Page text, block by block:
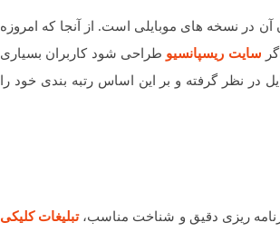
آن در نسخه های موبایلی است. از آنجا که امروزه
سایت ریسپانسیو طراحی شود کاربران بسیاری
در نظر گرفته و بر این اساس رتبه بندی خود را
ریزی دقیق و شناخت مناسب،تبلیغات کلیکی